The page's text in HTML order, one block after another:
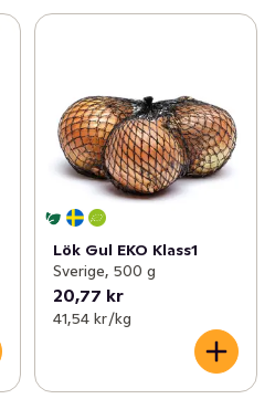
Lök Gul EKO Klass1
Sverige, 500 g
20,77 kr
41,54 kr /kg